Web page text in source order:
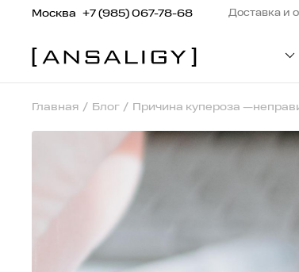
Главная Блог Причина купероза
Москва +7 (985) 067-78-68 Доставка и